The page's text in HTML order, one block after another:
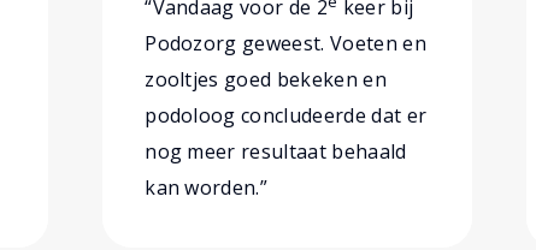
“Vandaag voor de 2
keer bij
Podozorg geweest. Voeten en
zooltjes goed bekeken en
podoloog concludeerde dat er
nog meer resultaat behaald
kan worden.”